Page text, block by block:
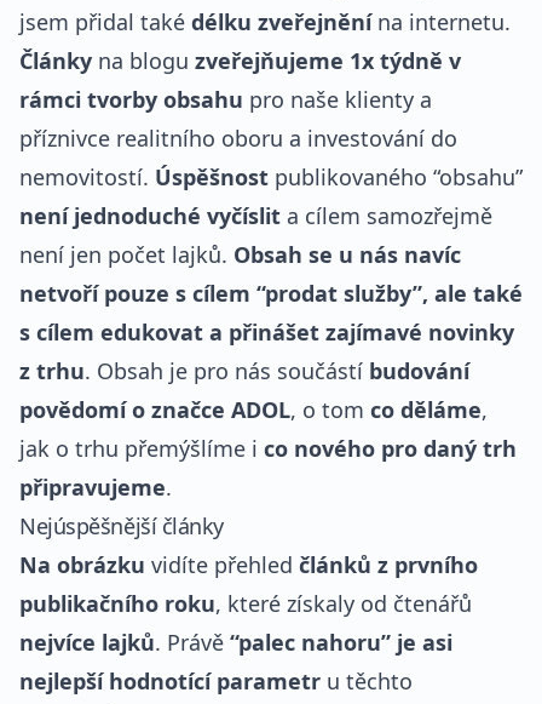
jsem přidal také délku zveřejněnína internetu.
Články na blogu zveřejňujeme 1x týdně v
rámci tvorby obsahu pro naše klienty a
příznivce realitního oboru a investování do
nemovitostí. Úspěšnost publikovaného “obsahu”
není jednoduché vyčíslit a cílem samozřejmě
není jen počet lajků. Obsah se u nás navíc
netvoří pouze s cílem “prodat služby”, ale také
s cílem edukovat a přinášet zajímavé novinky
z trhu. Obsah je pro nás součástí budování
povědomí o značce ADOL, o tom co děláme,
jak o trhu přemýšlíme i co nového pro daný trh
připravujeme.
Nejúspěšnější články
Na obrázku vidíte přehled článků z prvního
publikačního roku, které získaly od čtenářů
nejvíce lajků. Právě “palec nahoru” je asi
nejlepší hodnotící parametr u těchto